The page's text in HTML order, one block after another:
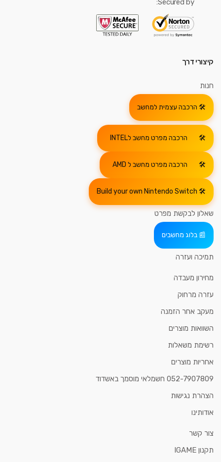
Secured by:
קיצורי דרך
חנות
הרכבה עצמית למחשב
הרכבה מפרט מחשב לINTEL
הרכבה מפרט מחשב ל AMD
Build your own Nintendo Switch
שאלון לבקשת מפרט
בלוג מחשבים
תמיכה ועזרה
מחירון מעבדה
עזרה מרחוק
מעקב אחר הזמנה
השוואות מוצרים
רשימת משאלות
אחריות מוצרים
052-7907809 חשמלאי מוסמך באשדוד
הצהרת נגישות
אודותינו
צור קשר
תקנון IGAME